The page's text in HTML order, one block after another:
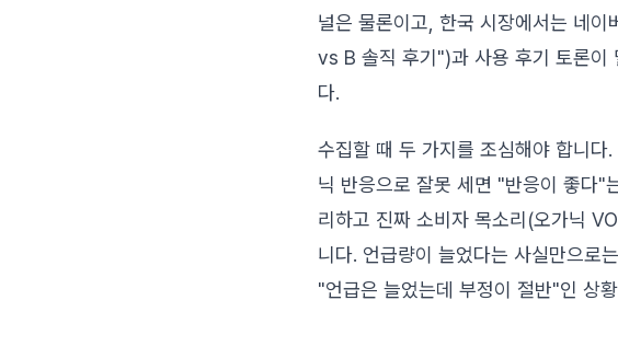
널은 물론이고, 한국 시장에서는 네
vs B 솔직 후기")과 사용 후기 토론이
다.
수집할 때 두 가지를 조심해야 합니다
닉 반응으로 잘못 세면 "반응이 좋다"
리하고 진짜 소비자 목소리(오가닉
니다. 언급량이 늘었다는 사실만으로
"언급은 늘었는데 부정이 절반"인 상